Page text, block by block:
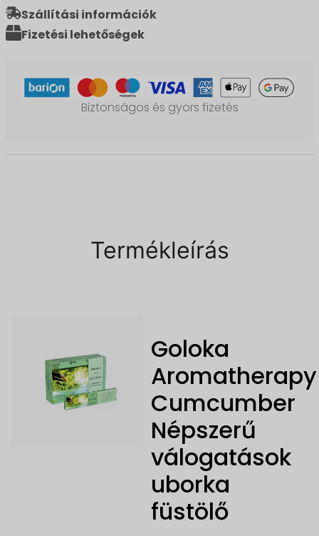
Szállítási információk
Fizetési lehetőségek
Biztonságos és gyors fizetés
Termékleírás
Goloka
Aromatherapy
Cumcumber
Népszerű
válogatások
uborka
füstölő